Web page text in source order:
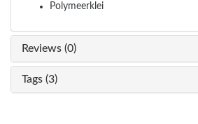
Polymeerklei
Reviews (0)
Tags (3)